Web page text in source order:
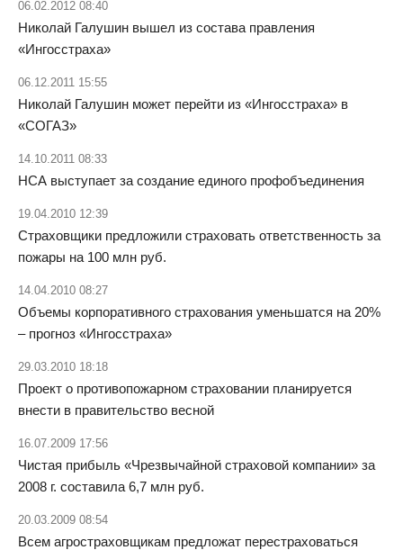
06.02.2012 08:40
Николай Галушин вышел из состава правления
«Ингосстраха»
06.12.2011 15:55
Николай Галушин может перейти из «Ингосстраха» в
«СОГАЗ»
14.10.2011 08:33
НСА выступает за создание единого профобъединения
19.04.2010 12:39
Страховщики предложили страховать ответственность за
пожары на 100 млн руб.
14.04.2010 08:27
Объемы корпоративного страхования уменьшатся на 20%
– прогноз «Ингосстраха»
29.03.2010 18:18
Проект о противопожарном страховании планируется
внести в правительство весной
16.07.2009 17:56
Чистая прибыль «Чрезвычайной страховой компании» за
2008 г. составила 6,7 млн руб.
20.03.2009 08:54
Всем агростраховщикам предложат перестраховаться